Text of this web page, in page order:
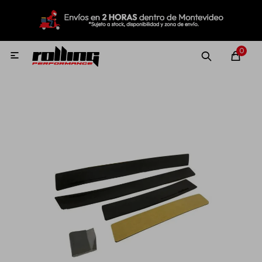
0

MI CUENTA
Nuevo! Rolling Repuestos
Lubricantes